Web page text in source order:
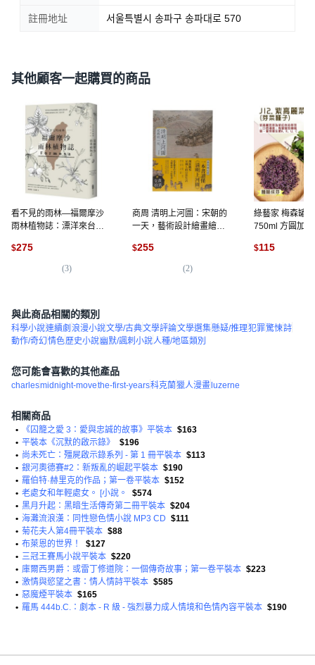
註冊地址 서울특별시 송파구 송파대로 570
其他顧客一起購買的商品
看不見的雨林—福爾摩沙
雨林植物誌：漂洋來台的
構你我的歷史文明、生活
$275
(3)
商周 清明上河圖：宋朝的
一天，藝術設計繪畫繪畫
$255
(2)
綠藝家 梅森罐
750ml 方圓加
公克
$115
與此商品相關的類別
科學小說連續劇 浪漫小說文學/古典文學評論文學選集懸疑/推理犯罪驚悚詩
動作/奇幻情色歷史小說 幽默/諷刺小說人種/地區類別
您可能會喜歡的其他產品
charlesmidnight-movethe-first-years科克蘭獵人漫畫 luzerne
相關商品
• 《囚籠之愛 3：愛與忠誠的故事》平裝本 $163
• 平裝本《沉默的啟示錄》
$196
• 尚未死亡：殭屍啟示錄系列 - 第 1 冊平裝本 $113
• 銀河奧德賽#2：新叛亂的崛起平裝本 $190
• 羅伯特·赫里克的作品；第一卷平裝本 $152
• 老處女和年輕處女。 [小說。
$574
• 黑月升起：黑暗生活傳奇第二冊平裝本 $204
• 海灘流浪漢：同性戀色情小說 MP3 CD $111
• 菊花夫人第4冊平裝本 $88
• 布萊恩的世界！
$127
• 三冠王賽馬小說平裝本 $220
• 庫爾西男爵：或雷丁修道院：一個傳奇故事；第一卷平裝本 $223
• 激情與慾望之書：情人情詩平裝本 $585
• 惡魔煙平裝本 $165
• 羅馬 444b.C.：劇本 - R 級 - 強烈暴力成人情境和色情內容平裝本 $190